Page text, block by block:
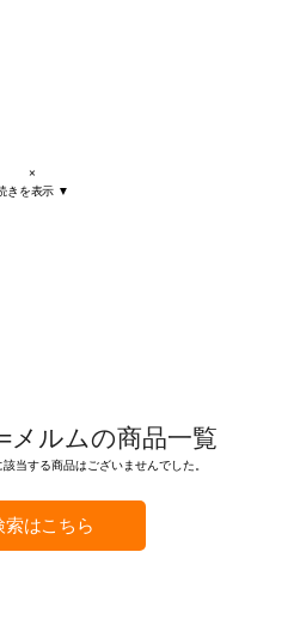
×
きを表示 ▼
メルムの商品一覧
当する商品はございませんでした。
索はこちら